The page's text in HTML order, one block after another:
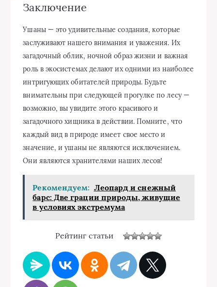
Заключение
Ушаны — это удивительные создания, которые
заслуживают нашего внимания и уважения. Их
загадочный облик, ночной образ жизни и важная
роль в экосистемах делают их одними из наиболее
интригующих обитателей природы. Будьте
внимательны при следующей прогулке по лесу —
возможно, вы увидите этого красивого и
загадочного хищника в действии. Помните, что
каждый вид в природе имеет свое место и
значение, и ушаны не являются исключением.
Они являются хранителями наших лесов!
Рекомендуем: Леопард и снежный
барс: Две грации природы, живущие
в условиях экстремума
Рейтинг статьи